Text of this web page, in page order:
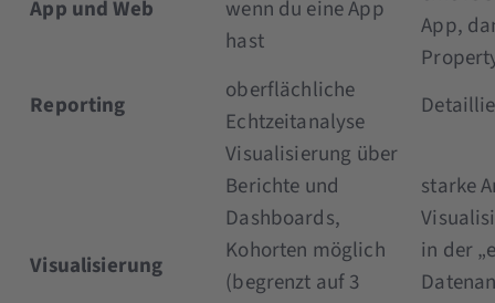
App und Web
wenn du eine App
hast
App,
Reporting
oberflächliche
Echtzeitanalyse
Visualisierung
Visualisierung über
Berichte und
Dashboards,
Kohorten möglich
(begrenzt auf 3
starke
in der